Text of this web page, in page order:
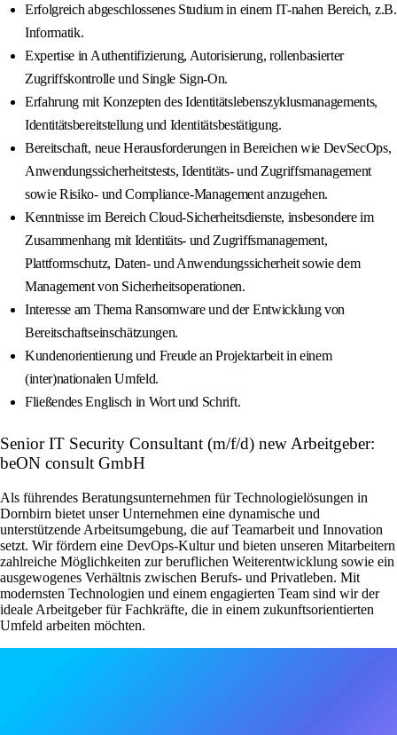
Erfolgreich abgeschlossenes Studium in einem IT-nahen Bereich, z.B.
Informatik.
Expertise in Authentifizierung, Autorisierung, rollenbasierter
Zugriffskontrolle und Single Sign-On.
Erfahrung mit Konzepten des Identitätslebenszyklusmanagements,
Identitätsbereitstellung und Identitätsbestätigung.
Bereitschaft, neue Herausforderungen in Bereichen wie DevSecOps,
Anwendungssicherheitstests, Identitäts- und Zugriffsmanagement
sowie Risiko- und Compliance-Management anzugehen.
Kenntnisse im Bereich Cloud-Sicherheitsdienste, insbesondere im
Zusammenhang mit Identitäts- und Zugriffsmanagement,
Plattformschutz, Daten- und Anwendungssicherheit sowie dem
Management von Sicherheitsoperationen.
Interesse am Thema Ransomware und der Entwicklung von
Bereitschaftseinschätzungen.
Kundenorientierung und Freude an Projektarbeit in einem
(inter)nationalen Umfeld.
Fließendes Englisch in Wort und Schrift.
Senior IT Security Consultant (m/f/d) new Arbeitgeber:
beON consult GmbH
Als führendes Beratungsunternehmen für Technologielösungen in
Dornbirn bietet unser Unternehmen eine dynamische und
unterstützende Arbeitsumgebung, die auf Teamarbeit und Innovation
setzt. Wir fördern eine DevOps-Kultur und bieten unseren Mitarbeitern
zahlreiche Möglichkeiten zur beruflichen Weiterentwicklung sowie ein
ausgewogenes Verhältnis zwischen Berufs- und Privatleben. Mit
modernsten Technologien und einem engagierten Team sind wir der
ideale Arbeitgeber für Fachkräfte, die in einem zukunftsorientierten
Umfeld arbeiten möchten.